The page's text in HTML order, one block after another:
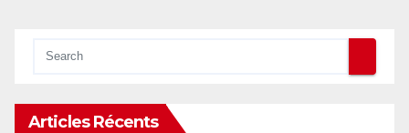
Articles Récents